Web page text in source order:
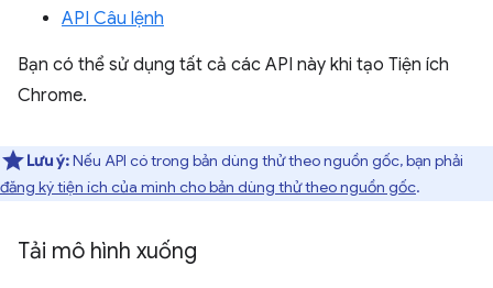
API Câu lệnh
Bạn có thể sử dụng tất cả các API này khi tạo Tiện ích
Chrome.
Lưu ý:Nếu API có trong bản dùng thử theo nguồn gốc, bạn phải
đăng ký tiện ích của mình cho bản dùng thử theo nguồn gốc.
Tải mô hình xuống